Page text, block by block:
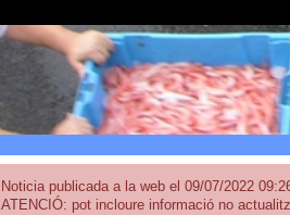
Noticia publicada a la web el 09/07/2022
ATENCIÓ: pot incloure informació no